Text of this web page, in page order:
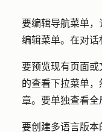
要编辑导航菜单
编辑菜单。在对话
要预览现有页面或
的查看下拉菜单，
章。要单独查看全
要创建多语言版